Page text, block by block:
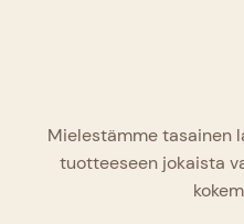
Mielestämme tasainen
tuotteeseen jokaista